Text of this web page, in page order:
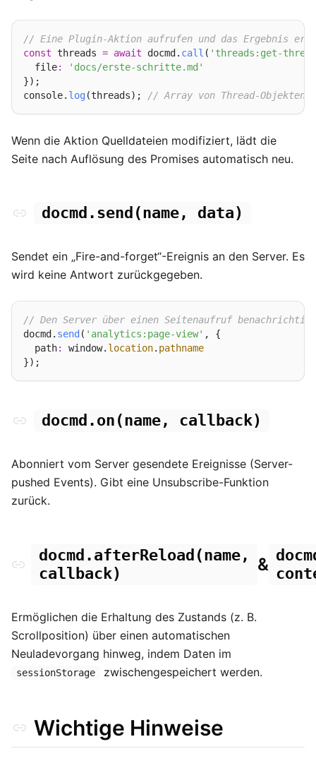
// Eine Plugin-Aktion aufrufen und das Ergebnis
const threads = await docmd. call ( 'threads:get-
  file
:
'docs/erste-schritte.md'
});
console. log(threads); // Array von Thread-Objekten
Wenn die Aktion Quelldateien modifiziert, lädt die
Seite nach Auflösung des Promises automatisch neu.
docmd.send(name, data)
Sendet ein „Fire-and-forget“-Ereignis an den Server. Es
wird keine Antwort zurückgegeben.
// Den Server über einen Seitenaufruf
docmd. send ( 'analytics:page-view' , {
  path
: window. location. pathname
docmd.on(name, callback)
Abonniert vom Server gesendete Ereignisse (Server-
pushed Events). Gibt eine Unsubscribe-Funktion
zurück.
docmd.afterReload(name,
callback)
&
Ermöglichen die Erhaltung des Zustands (z. B.
Scrollposition) über einen automatischen
Neuladevorgang hinweg, indem Daten im
sessionStorage zwischengespeichert werden.
Wichtige Hinweise